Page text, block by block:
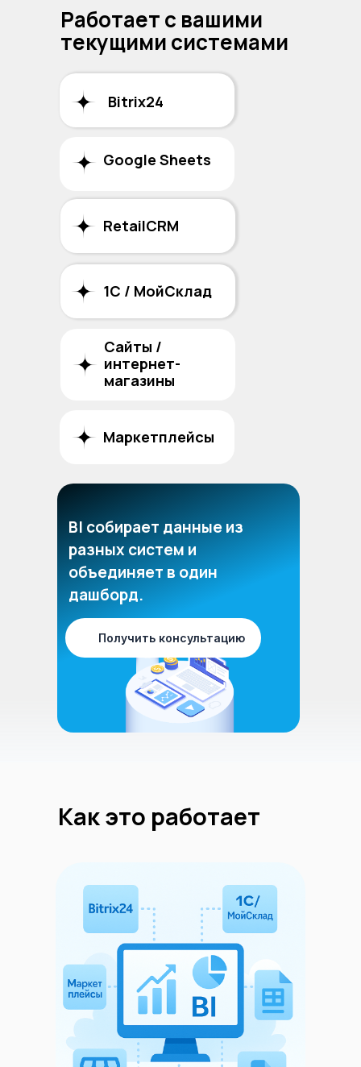
Работает с вашими
текущими системами
BI собирает данные из
разных систем и
объединяет в один
дашборд.
Google Sheets
Bitrix24
Сайты /
интернет-
магазины
RetailCRM
Маркетплейсы
1С / МойСклад
Получить консультацию
Как это работает
BI-дашборды для Аналитика для